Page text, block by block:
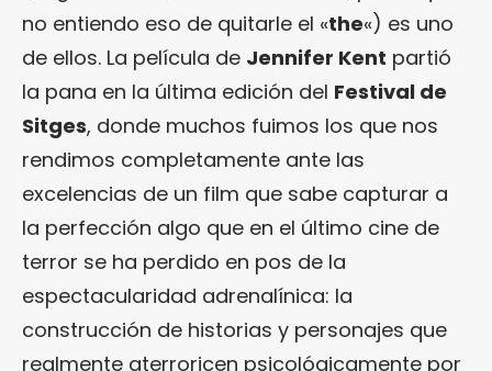
no entiendo eso de quitarle el «the«) es uno
de ellos. La película de Jennifer Kent partió
la pana en la última edición del Festival de
Sitges, donde muchos fuimos los que nos
rendimos completamente ante las
excelencias de un film que sabe capturar a
la perfección algo que en el último cine de
terror se ha perdido en pos de la
espectacularidad adrenalínica: la
construcción de historias y personajes que
realmente aterroricen psicológicamente por